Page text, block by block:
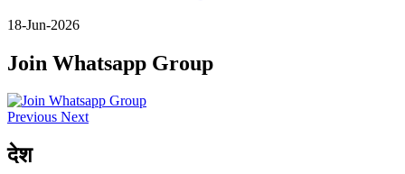
18-Jun-2026
Join Whatsapp Group
Previous Next
देश